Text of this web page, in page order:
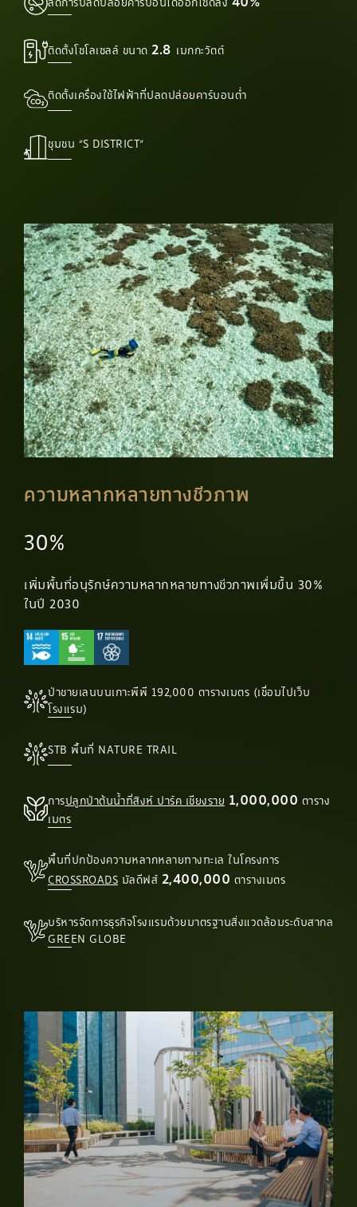
ติดตั้งโซโลเซลล์ ขนาด 2.8 เมกกะวัตต์
ติดตั้งเครื่องใช้ไฟฟ้าที่ปลดปล่อยคาร์บอนต่ำ
ชุมชน “S DISTRICT”
ความหลากหลายทางชีวภาพ
30%
เพิ่มพื้นที่อนุรักษ์ความหลากหลายทางชีวภาพเพื่มขึ้น 30%
ในปี 2030
ป่าชายเลนบนเกาะพีพี 192,000 ตารางเมตร (เชื่อมไปเว็บ
โรงแรม)
STB พื้นที่ NATURE TRAIL
การปลูกป่าต้นน้ำที่สิงห์ ปาร์ค เชียงราย 1,000,000 ตาราง
เมตร
พื้นที่ปกป้องความหลากหลายทางทะเล ในโครงการ
CROSSROADS มัลดีฟส์ 2,400,000 ตารางเมตร
บริหารจัดการธุรกิจโรงแรมด้วยมาตรฐานสิ่งแวดล้อมระดับสากล
GREEN GLOBE